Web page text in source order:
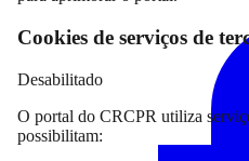
Cookies de serviços de
Desabilitado
O portal do CRCPR utiliza
possibilitam: